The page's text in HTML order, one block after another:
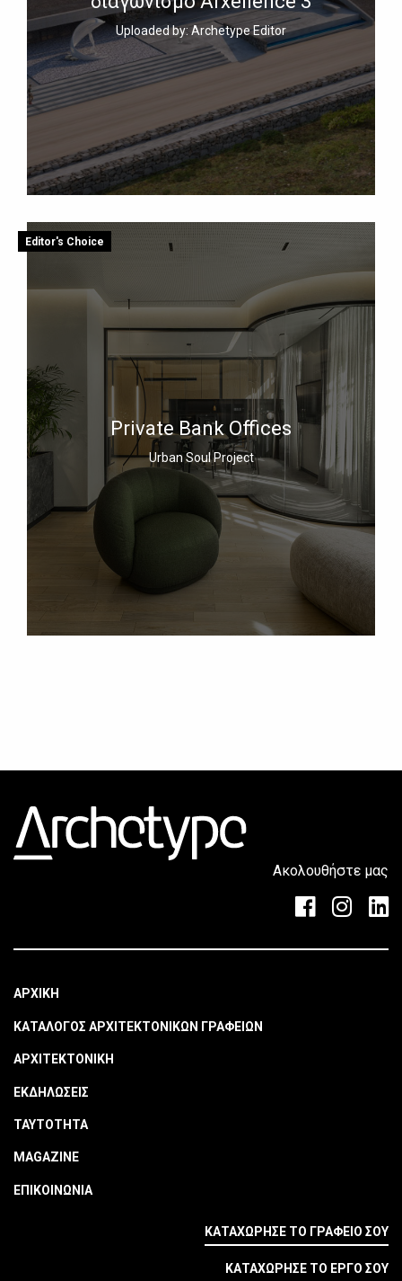
Uploaded by: Archetype Editor
Editor's Choice
Private Bank Offices
Urban Soul Project
Ακολουθήστε μας
ΑΡΧΙΚΗ
ΚΑΤΑΛΟΓΟΣ ΑΡΧΙΤΕΚΤΟΝΙΚΩΝ ΓΡΑΦΕΙΩΝ
ΑΡΧΙΤΕΚΤΟΝΙΚΗ
ΕΚΔΗΛΩΣΕΙΣ
ΤΑΥΤΟΤΗΤΑ
MAGAZINE
ΕΠΙΚΟΙΝΩΝΙΑ
ΚΑΤΑΧΩΡΗΣΕ ΤΟ ΓΡΑΦΕΙΟ ΣΟΥ
ΚΑΤΑΧΩΡΗΣΕ ΤΟ ΕΡΓΟ ΣΟΥ